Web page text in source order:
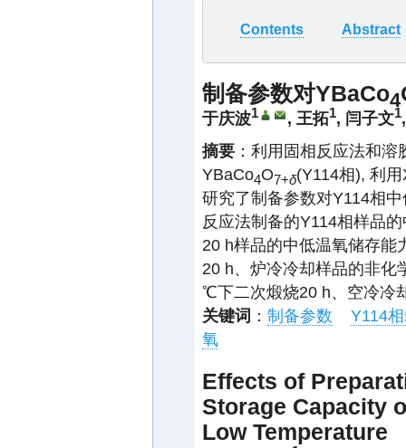
Contents Abstract
制备参数对YBaCo4
于庆波1 , 王拓1, 闫子文1
摘要 ：利用固相反应法和
YBaCo4O7+δ(Y114相), 利
研究了制备参数对Y114相
反应法制备的Y114相样品
20 h样品的中低温氧储存
20 h、炉冷冷却样品的非化
℃下二次煅烧20 h、空冷冷
关键词 ： 制备参数
Y114
氧
Effects of
Storage Capacity
Low Temperature